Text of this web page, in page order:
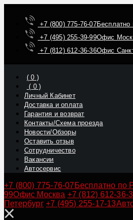
+7 (800) 775-76-07Бесплатно
+7 (495) 255-39-99Офис
+7 (812) 612-36-36Офис
(0 )
( 0)
Личный Кабинет
Доставка и оплата
Гарантия и возврат
Контакты/Схема проезда
Новости/Обзоры
Оставить отзыв
Сотрудничество
Вакансии
Автосервис
+7 (800) 775-76-07 Бесплатно по
99Офис Москва +7 (812) 612-36-
Петербург +7 (495) 255-17-13